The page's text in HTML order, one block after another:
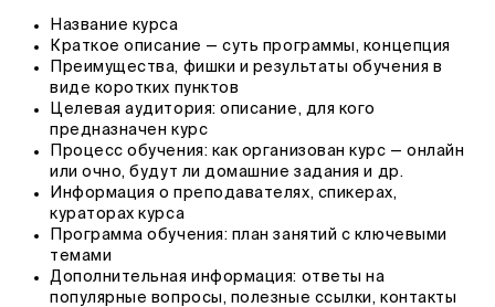
Название курса
Краткое описание — суть программы, концепция
Преимущества, фишки и результаты обучения в
виде коротких пунктов
Целевая аудитория: описание, для кого
предназначен курс
Процесс обучения: как организован курс — онлайн
или очно, будут ли домашние задания и др.
Информация о преподавателях, спикерах,
кураторах курса
Программа обучения: план занятий с ключевыми
темами
Дополнительная информация: ответы на
популярные вопросы, полезные ссылки, контакты